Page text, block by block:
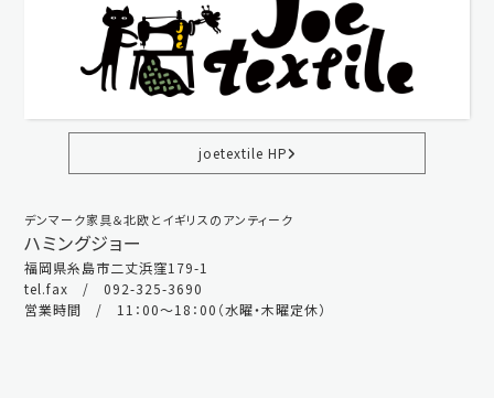
joetextile HP
デンマーク家具＆北欧とイギリスのアンティーク
ハミングジョー
福岡県糸島市二丈浜窪179-1
tel.fax / 092-325-3690
営業時間 / 11：00～18：00（水曜・木曜定休）